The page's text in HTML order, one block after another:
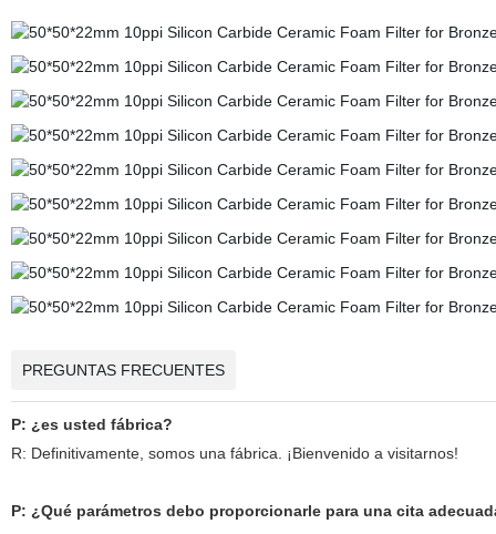
PREGUNTAS FRECUENTES
P: ¿es usted fábrica?
R: Definitivamente, somos una fábrica. ¡Bienvenido a visitarnos!
P: ¿Qué parámetros debo proporcionarle para una cita